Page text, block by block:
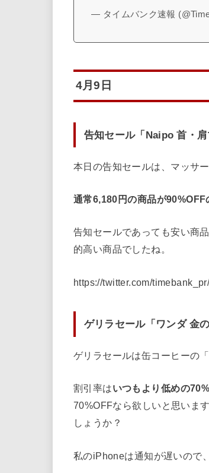
— タイムバンク速報
4月9日
告知セール「Naipo 首・肩
本日の告知セールは、マッサ
通常6,180円の商品が90%OFF
告知セールであっても安い商
的高い商品でしたね。
https://twitter.com/
ゲリラセール「ワンダ 金
ゲリラセールは缶コーヒーの「
割引率はいつもより低めの
70%OFFなら欲しいと思いま
しょうか？
私のiPhoneは通知が遅いので